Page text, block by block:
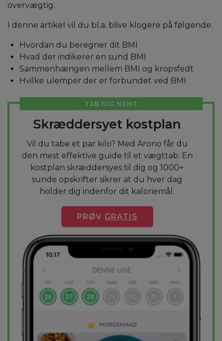
overvægtig.
I denne artikel vil du bl.a. blive klogere på følgende:
Hvordan du beregner dit BMI
Hvad der indikerer en sund BMI
Sammenhængen mellem BMI og kropsfedt
Hvilke ulemper der er forbundet ved BMI
TAB DIG NEMT
Skræddersyet kostplan
Vil du tabe et par kilo? Med Arono får du
den mest effektive guide til et vægttab. En
kostplan skræddersyes til dig og 1000+
sunde opskrifter sikrer at du hver dag
holder dig indenfor dit kaloriemål.
PRØV GRATIS